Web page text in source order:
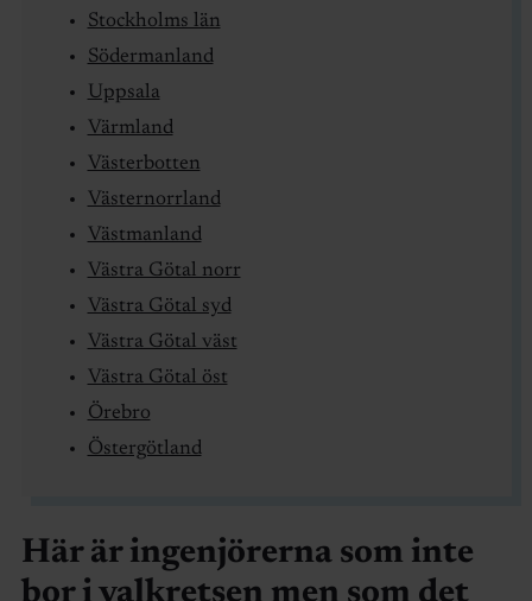
Stockholms län
Södermanland
Uppsala
Värmland
Västerbotten
Västernorrland
Västmanland
Västra Götal norr
Västra Götal syd
Västra Götal väst
Västra Götal öst
Örebro
Östergötland
Här är ingenjörerna som inte